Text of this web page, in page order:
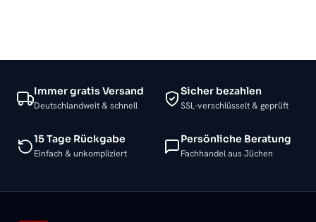
Immer gratis Versand
Deutschlandweit & schnell
Sicher bezahlen
SSL-verschlüsselt & geprüft
15 Tage Rückgabe
Einfach & unkompliziert
Persönliche Beratung
Fachhandel aus Jüchen